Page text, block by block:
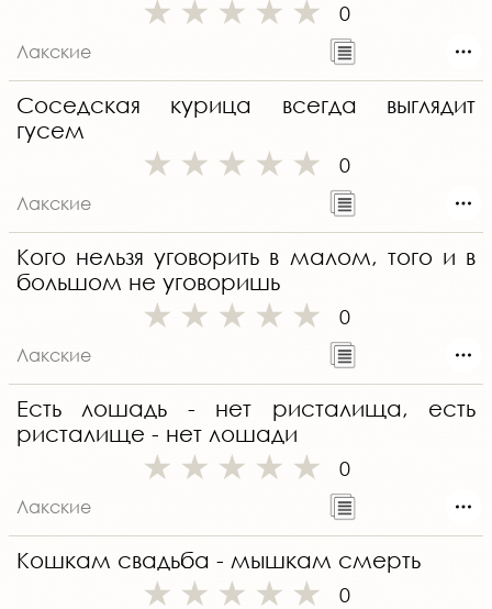
0
Лакские
Соседская курица всегда выглядит
гусем
0
Лакские
Кого нельзя уговорить в малом, того и в
большом не уговоришь
0
Лакские
Есть лошадь - нет ристалища, есть
ристалище - нет лошади
0
Лакские
Кошкам свадьба - мышкам смерть
0